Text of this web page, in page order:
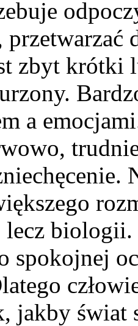
zbyt krótki
a
lecz
spokojnej
jakby świat